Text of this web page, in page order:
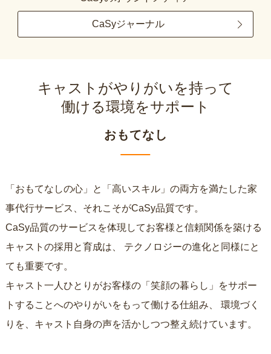
CaSyジャーナル
キャストがやりがいを持って
働ける環境をサポート
おもてなし
「おもてなしの心」と「高いスキル」の両方を満たした家
事代行サービス、それこそがCaSy品質です。
CaSy品質のサービスを体現してお客様と信頼関係を築ける
キャストの採用と育成は、
ても重要です。
キャスト一人ひとりがお客様の「笑顔の暮らし」をサポー
トすることへのやりがいをもって働ける仕組み、
りを、キャスト自身の声を活かしつつ整え続けています。